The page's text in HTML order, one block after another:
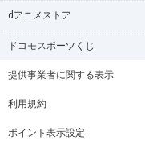
dアニメストア
ドコモスポーツくじ
提供事業者に関する表示
利用規約
ポイント表示設定